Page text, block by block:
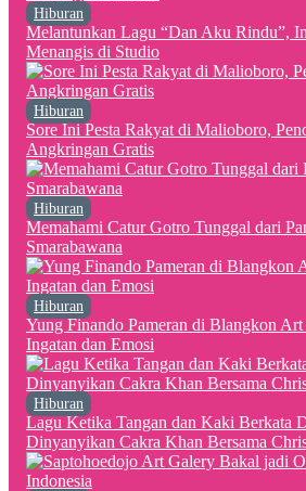
Hiburan
Melantunkan Lagu “Dan Aku Rindu”,
Menangis di Studio
Hiburan
Sore Ini Pesta Rakyat di Malioboro,
Angkringan Gratis
Hiburan
Memahami Catur Gotro Tunggal dari
Smarabawana
Hiburan
Yung Finando Pameran di Blangkon Art
Ingatan dan Emosi
Hiburan
Lagu Ketika Tangan dan Kaki Berkata
Dinyanyikan Cakra Khan Bersama